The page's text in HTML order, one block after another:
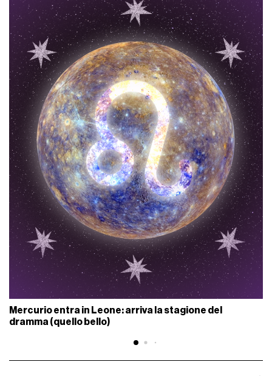
Mercurio entra in Leone: arriva la stagione del
dramma (quello bello)